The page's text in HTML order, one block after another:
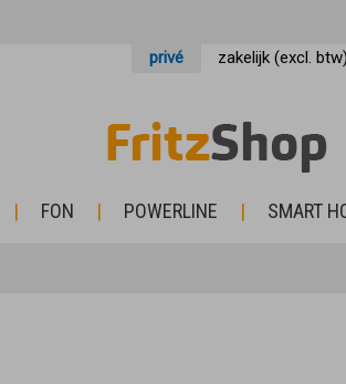
privé zakelijk (excl. btw)
FON POWERLINE SMART